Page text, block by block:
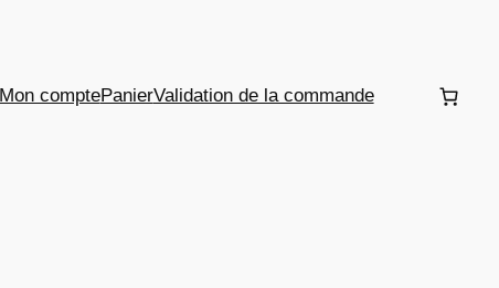
Mon comptePanierValidation de la commande